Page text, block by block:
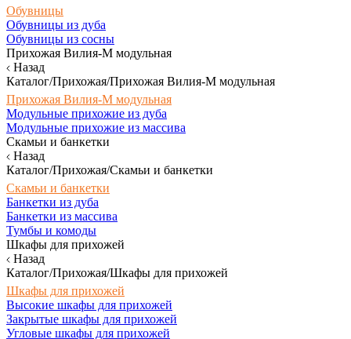
Обувницы
Обувницы из дуба
Обувницы из сосны
Прихожая Вилия-М модульная
Назад
Каталог/Прихожая/Прихожая Вилия-М модульная
Прихожая Вилия-М модульная
Модульные прихожие из дуба
Модульные прихожие из массива
Скамьи и банкетки
Назад
Каталог/Прихожая/Скамьи и банкетки
Скамьи и банкетки
Банкетки из дуба
Банкетки из массива
Тумбы и комоды
Шкафы для прихожей
Назад
Каталог/Прихожая/Шкафы для прихожей
Шкафы для прихожей
Высокие шкафы для прихожей
Закрытые шкафы для прихожей
Угловые шкафы для прихожей